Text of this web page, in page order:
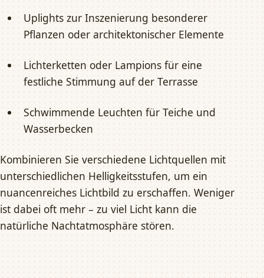
Uplights zur Inszenierung besonderer
Pflanzen oder architektonischer Elemente
Lichterketten oder Lampions für eine
festliche Stimmung auf der Terrasse
Schwimmende Leuchten für Teiche und
Wasserbecken
Kombinieren Sie verschiedene Lichtquellen mit
unterschiedlichen Helligkeitsstufen, um ein
nuancenreiches Lichtbild zu erschaffen. Weniger
ist dabei oft mehr – zu viel Licht kann die
natürliche Nachtatmosphäre stören.